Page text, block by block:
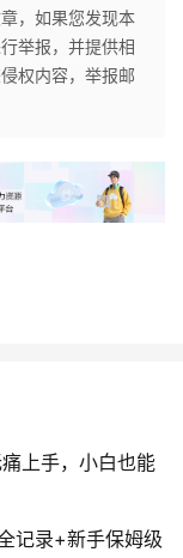
，如果您发现本
举报，并提供相
权内容，举报邮
上手，小白也能
记录+新手保姆级